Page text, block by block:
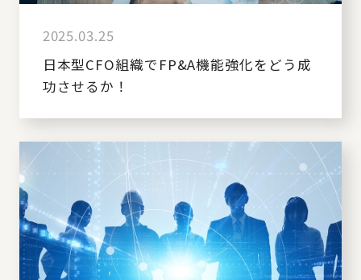
2025.03.25
日本型CFO組織でFP&A機能強化をどう成
功させるか！